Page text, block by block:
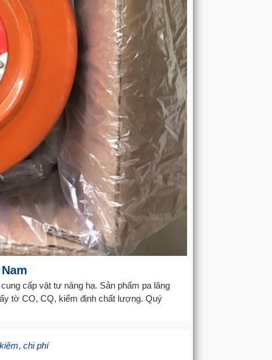
cấp vật tư nâng hạ. Sản phẩm pa lăng
tờ CO, CQ, kiểm định chất lượng. Quý
, chi phí